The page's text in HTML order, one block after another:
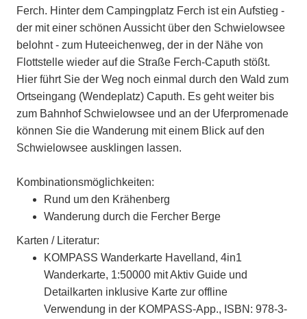
Ferch. Hinter dem Campingplatz Ferch ist ein Aufstieg -
der mit einer schönen Aussicht über den Schwielowsee
belohnt - zum Huteeichenweg, der in der Nähe von
Flottstelle wieder auf die Straße Ferch-Caputh stößt.
Hier führt Sie der Weg noch einmal durch den Wald zum
Ortseingang (Wendeplatz) Caputh. Es geht weiter bis
zum Bahnhof Schwielowsee und an der Uferpromenade
können Sie die Wanderung mit einem Blick auf den
Schwielowsee ausklingen lassen.
Kombinationsmöglichkeiten:
Rund um den Krähenberg
Wanderung durch die Fercher Berge
Karten / Literatur:
KOMPASS Wanderkarte Havelland, 4in1
Wanderkarte, 1:50000 mit Aktiv Guide und
Detailkarten inklusive Karte zur offline
Verwendung in der KOMPASS-App., ISBN: 978-3-